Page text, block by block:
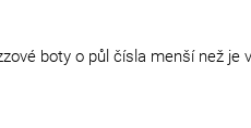
boty o půl čísla menší než je